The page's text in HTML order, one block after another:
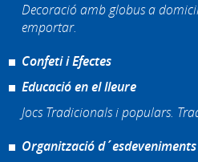
Decoració amb globus a
emportar.
Confeti i Efectes
Educació en el lleure
Jocs Tradicionals i populars.
Organització